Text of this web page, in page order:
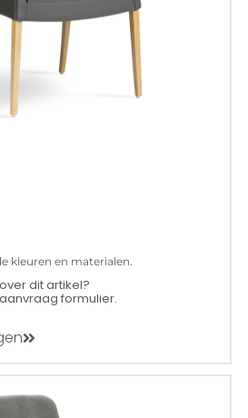
kleuren en materialen.
dit artikel?
formulier.